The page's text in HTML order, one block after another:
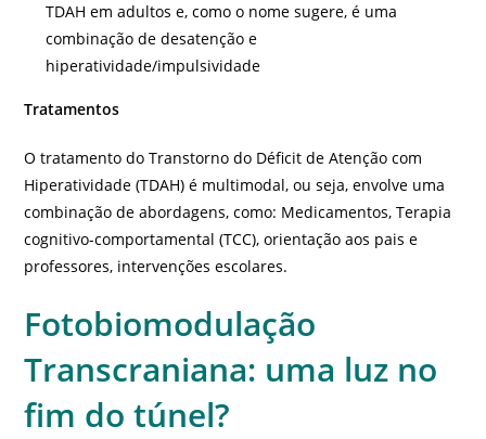
TDAH em adultos e, como o nome sugere, é uma
combinação de desatenção e
hiperatividade/impulsividade
Tratamentos
O tratamento do Transtorno do Déficit de Atenção com
Hiperatividade (TDAH) é multimodal, ou seja, envolve uma
combinação de abordagens, como: Medicamentos, Terapia
cognitivo-comportamental (TCC), orientação aos pais e
professores, intervenções escolares.
Fotobiomodulação
Transcraniana: uma luz no
fim do túnel?